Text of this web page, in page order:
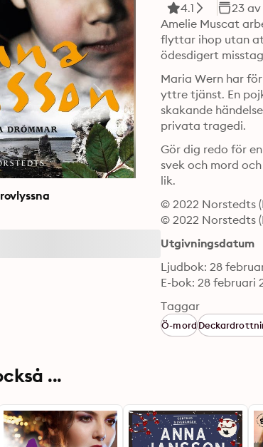
4.1 23 av
Amelie Muscat
flyttar ihop utan
ödesdigert
Maria Wern har
yttre tjänst. En
skakande
privata tragedi.
Gör dig redo för
svek och mord
lik.
© 2022 Norstedts
© 2022 Norstedts
Utgivningsdatum
Ljudbok: 28
E-bok: 28 februari
Taggar
Ö-mord
...